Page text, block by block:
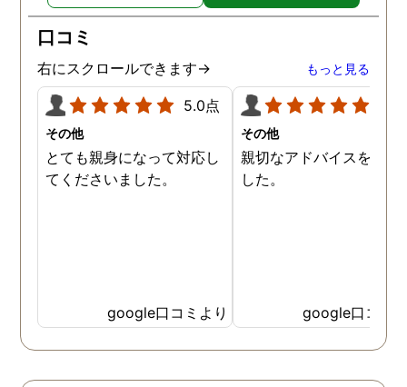
口コミ
右にスクロールできます→ もっと見る
5.0点
その他
とても親身になって対応し
てくださいました。
google口コミより
その他
親切なアドバイスを頂き
した。
google口コミ